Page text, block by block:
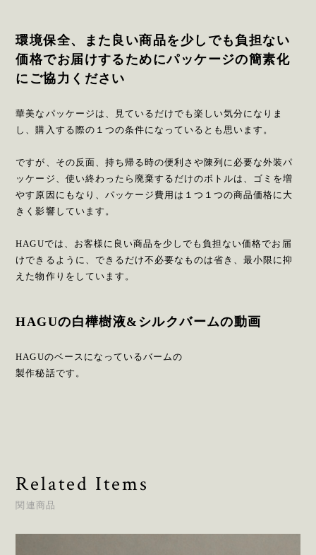
環境保全、また良い商品を少しでも負担ない
価格でお届けするためにパッケージの簡素化
にご協力ください
華美なパッケージは、見ているだけでも楽しい気分になりま
し、購入する際の１つの条件になっているとも思います。
ですが、その反面、持ち帰る時の便利さや陳列に必要な外装パ
ッケージ、使い終わったら廃棄するだけのボトルは、ゴミを増
やす原因にもなり、パッケージ費用は１つ１つの商品価格に大
きく影響しています。
HAGUでは、お客様に良い商品を少しでも負担ない価格でお届
けできるように、できるだけ不必要なものは省き、最小限に抑
えた物作りをしています。
HAGUの白樺樹液&シルクバームの動画
HAGUのベースになっているバームの
製作秘話です。
Related Items
関連商品